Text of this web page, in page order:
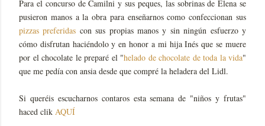
Para el concurso de Camilni y sus peques, las sobrinas de Elena se
pusieron manos a la obra para enseñarnos como confeccionan sus
pizzas preferidas con sus propias manos y sin ningún esfuerzo y
cómo disfrutan haciéndolo y en honor a mi hija Inés que se muere
por el chocolate le preparé el "helado de chocolate de toda la vida"
que me pedía con ansia desde que compré la heladera del Lidl.
Si queréis escucharnos contaros esta semana de "niños y frutas"
haced clik AQUÍ